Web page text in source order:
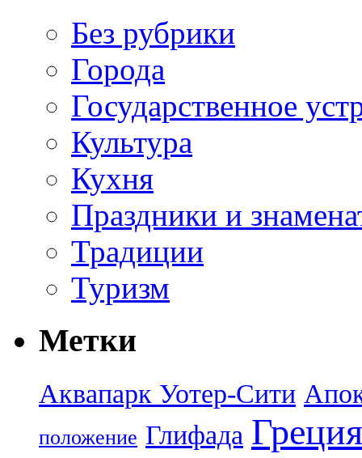
Без рубрики
Города
Государственное
Культура
Кухня
Праздники и
Традиции
Туризм
Метки
Аквапарк Уотер-Сити
положение Глифада Греция